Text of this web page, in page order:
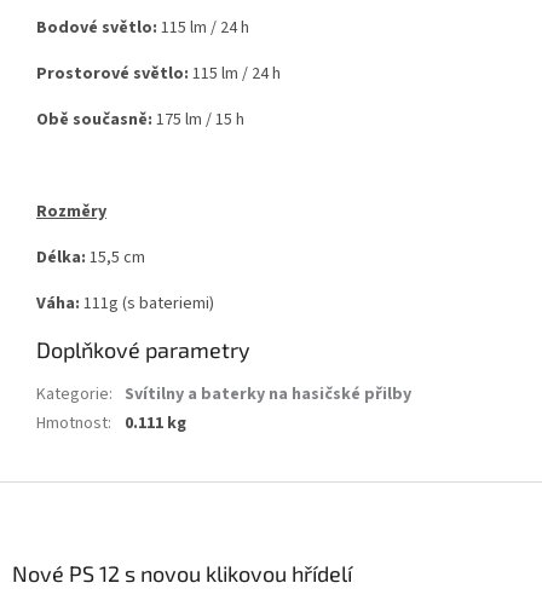
Bodové světlo: 115 lm / 24 h
Prostorové světlo: 115 lm / 24 h
Obě současně: 175 lm / 15 h
Rozměry
Délka: 15,5 cm
Váha: 111g (s bateriemi)
Doplňkové parametry
Kategorie: Svítilny a baterky na hasičské přilby
Hmotnost: 0.111 kg
Nové PS 12 s novou klikovou hřídelí